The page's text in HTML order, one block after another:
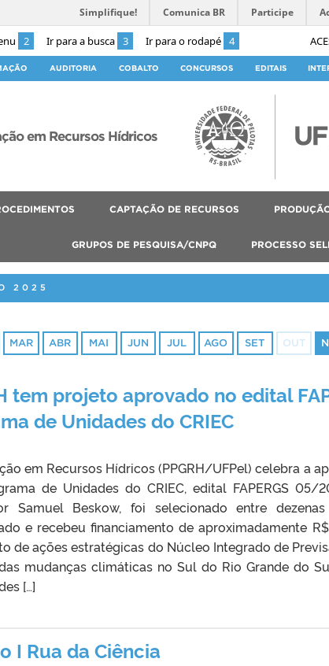
2 Ir para a busca 3 Ir para o rodapé 4
Simplifique! Comunica BR Participe
AUDITORIA COBALTO CONCURSOS EDITAIS
em Recursos Hídricos
CAPTAÇÃO DE RECURSOS
GRUPOS DE PESQUISA/CNPQ PROCESSO
2025
MAR ABR MAI JUN JUL AGO SET OUT
tem projeto aprovado no edital
de Unidades do CRIEC
em Recursos Hídricos (PPGRH/UFPel) celebra a
de Unidades do CRIEC, edital FAPERGS 05/
Samuel Beskow, foi selecionado entre
e recebeu financiamento de aproximadamente
de ações estratégicas do Núcleo Integrado de
mudanças climáticas no Sul do Rio Grande do
[…]
I Rua da Ciência